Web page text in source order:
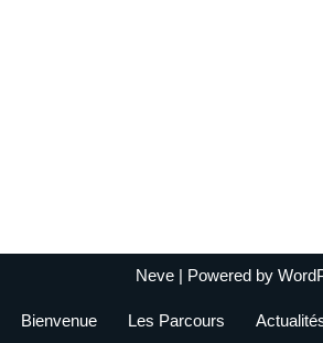
Neve| Powered by
Bienvenue Les Parcours